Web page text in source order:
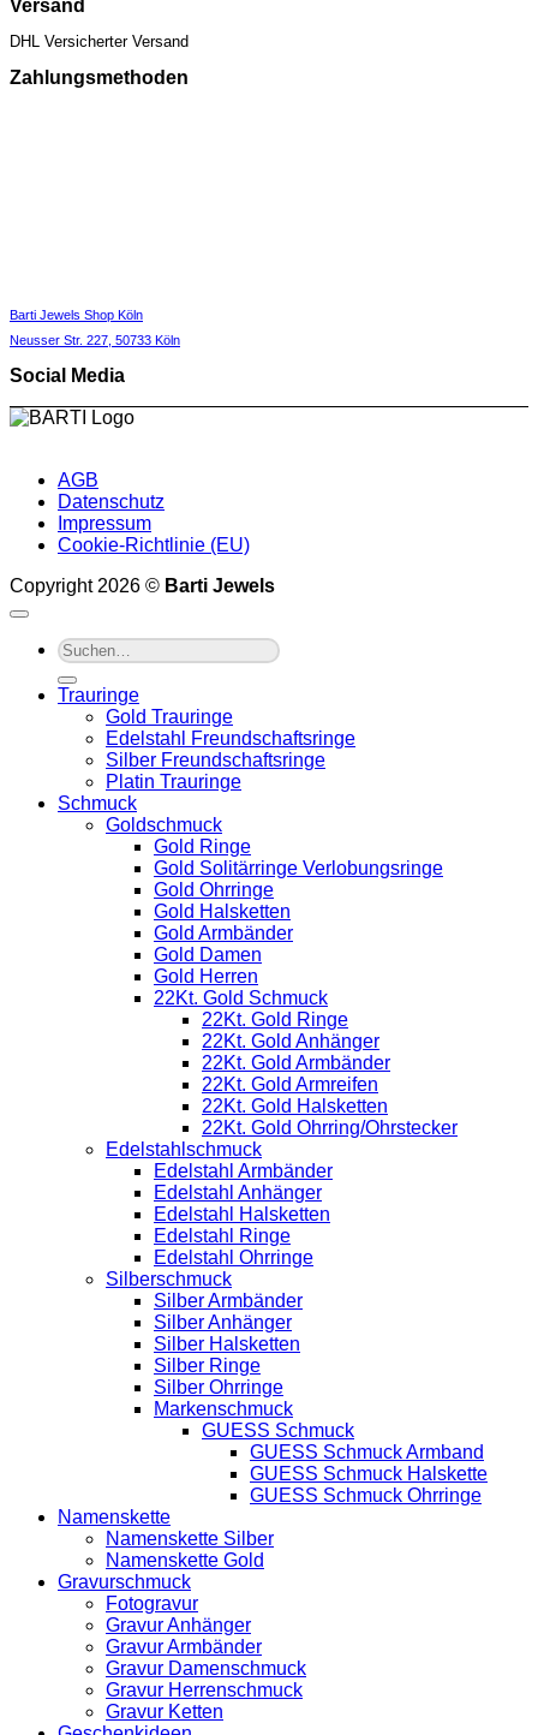
Versand
DHL Versicherter Versand
Zahlungsmethoden
Barti Jewels Shop Köln
Neusser Str. 227, 50733 Köln
Social Media
AGB
Datenschutz
Impressum
Cookie-Richtlinie (EU)
Copyright 2026 © Barti Jewels
Suche
nach:
Trauringe
Gold Trauringe
Edelstahl Freundschaftsringe
Silber Freundschaftsringe
Platin Trauringe
Schmuck
Goldschmuck
Gold Ringe
Gold Solitärringe Verlobungsringe
Gold Ohrringe
Gold Halsketten
Gold Armbänder
Gold Damen
Gold Herren
22Kt. Gold Schmuck
22Kt. Gold Ringe
22Kt. Gold Anhänger
22Kt. Gold Armbänder
22Kt. Gold Armreifen
22Kt. Gold Halsketten
22Kt. Gold Ohrring/Ohrstecker
Edelstahlschmuck
Edelstahl Armbänder
Edelstahl Anhänger
Edelstahl Halsketten
Edelstahl Ringe
Edelstahl Ohrringe
Silberschmuck
Silber Armbänder
Silber Anhänger
Silber Halsketten
Silber Ringe
Silber Ohrringe
Markenschmuck
GUESS Schmuck
GUESS Schmuck Armband
GUESS Schmuck Halskette
GUESS Schmuck Ohrringe
Namenskette
Namenskette Silber
Namenskette Gold
Gravurschmuck
Fotogravur
Gravur Anhänger
Gravur Armbänder
Gravur Damenschmuck
Gravur Herrenschmuck
Gravur Ketten